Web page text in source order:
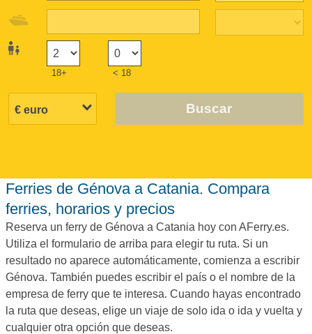
18+ < 18
Buscar
Ferries de Génova a Catania. Compara
ferries, horarios y precios
Reserva un ferry de Génova a Catania hoy con AFerry.es.
Utiliza el formulario de arriba para elegir tu ruta. Si un
resultado no aparece automáticamente, comienza a escribir
Génova. También puedes escribir el país o el nombre de la
empresa de ferry que te interesa. Cuando hayas encontrado
la ruta que deseas, elige un viaje de solo ida o ida y vuelta y
cualquier otra opción que deseas.